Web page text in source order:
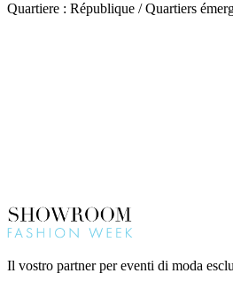
Quartiere : République / Quartiers
Il vostro partner per eventi di moda